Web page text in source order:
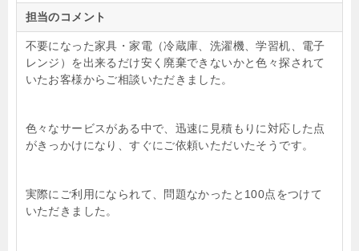
担当のコメント
不要になった家具・家電（冷蔵庫、洗濯機、学習机、電子
レンジ）を出来るだけ安く廃棄できないかと色々探されて
いたお客様からご相談いただきました。
色々なサービスがある中で、迅速に見積もりに対応した点
がきっかけになり、すぐにご依頼いただいたそうです。
実際にご利用になられて、問題なかったと100点をつけて
いただきました。